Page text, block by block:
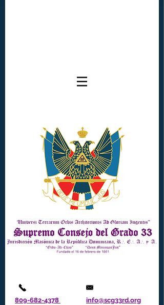
809-682-4378 info@scg33rd.org